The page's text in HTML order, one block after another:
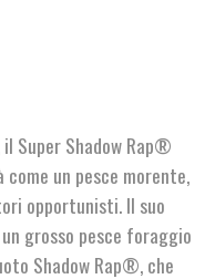
Super Shadow Rap®
un pesce morente,
opportunisti. Il suo
grosso pesce foraggio
Shadow Rap®, che